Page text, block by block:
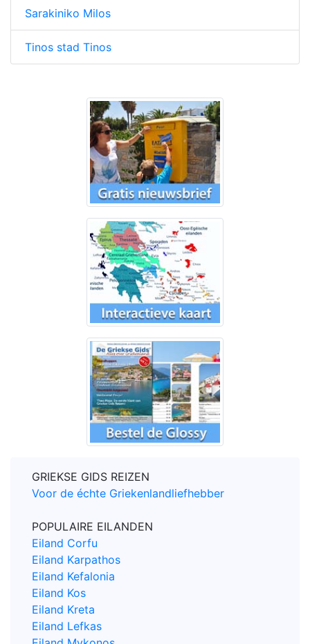
Sarakiniko Milos
Tinos stad Tinos
GRIEKSE GIDS REIZEN
Voor de échte Griekenlandliefhebber
POPULAIRE EILANDEN
Eiland Corfu
Eiland Karpathos
Eiland Kefalonia
Eiland Kos
Eiland Kreta
Eiland Lefkas